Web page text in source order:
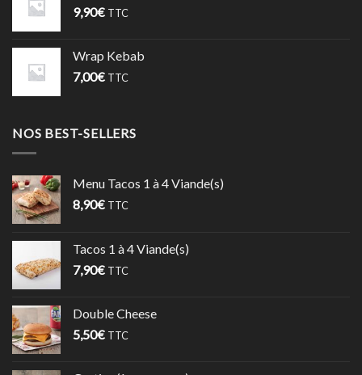
9,90€ TTC
Wrap Kebab
7,00€ TTC
NOS BEST-SELLERS
Menu Tacos 1 à 4 Viande(s)
8,90€ TTC
Tacos 1 à 4 Viande(s)
7,90€ TTC
Double Cheese
5,50€ TTC